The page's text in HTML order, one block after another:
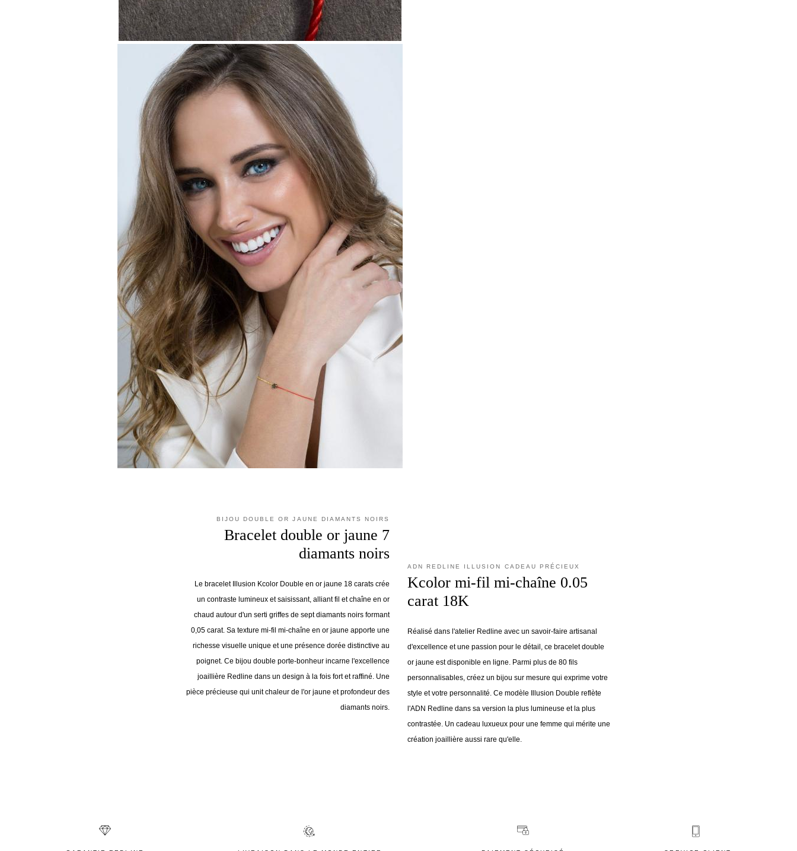
BIJOU DOUBLE OR JAUNE DIAMANTS NOIRS
Bracelet double or jaune 7
diamants noirs
Le bracelet Illusion Kcolor Double en or jaune 18 carats crée
un contraste lumineux et saisissant, alliant fil et chaîne en or
chaud autour d'un serti griffes de sept diamants noirs formant
0,05 carat. Sa texture mi-fil mi-chaîne en or jaune apporte une
richesse visuelle unique et une présence dorée distinctive au
poignet. Ce bijou double porte-bonheur incarne l'excellence
joaillière Redline dans un design à la fois fort et raffiné. Une
pièce précieuse qui unit chaleur de l'or jaune et profondeur des
diamants noirs.
ADN REDLINE ILLUSION CADEAU PRÉCIEUX
Kcolor mi-fil mi-chaîne 0.05
carat 18K
Réalisé dans l'atelier Redline avec un savoir-faire artisanal
d'excellence et une passion pour le détail, ce bracelet double
or jaune est disponible en ligne. Parmi plus de 80 fils
personnalisables, créez un bijou sur mesure qui exprime votre
style et votre personnalité. Ce modèle Illusion Double reflète
l'ADN Redline dans sa version la plus lumineuse et la plus
contrastée. Un cadeau luxueux pour une femme qui mérite une
création joaillière aussi rare qu'elle.